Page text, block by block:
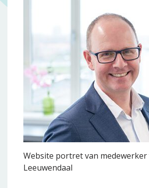
Website portret van medewerker
Leeuwendaal